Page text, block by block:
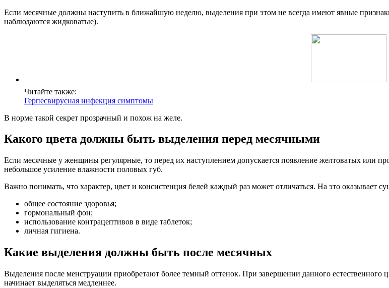
Если месячные должны наступить в ближайшую неделю, выделения при этом не всегда имеют явные
наблюдаются жидковатые).
Читайте также:
Герпесвирусная инфекция симптомы
В норме такой секрет прозрачный и похож на желе.
Какого цвета должны быть выделения перед месячными
Если месячные у женщины регулярные, то перед их наступлением допускается появление желтоватых или
небольшое усиление влажности половых губ.
Важно понимать, что характер, цвет и консистенция белей каждый раз может отличаться. На это оказывает
общее состояние здоровья;
гормональный фон;
использование контрацептивов в виде таблеток;
личная гигиена.
Какие выделения должны быть после месячных
Выделения после менструации приобретают более темный оттенок. При завершении данного естественного
начинает выделяться медленнее.